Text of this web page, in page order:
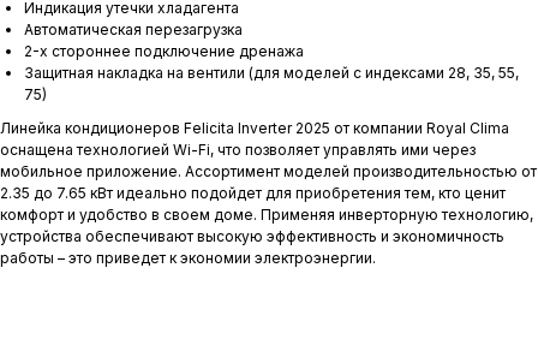
Индикация утечки хладагента
Автоматическая перезагрузка
2-х стороннее подключение дренажа
Защитная накладка на вентили (для моделей с индексами 28, 35, 55,
75)
Линейка кондиционеров Felicita Inverter 2025 от компании Royal Clima
оснащена технологией Wi-Fi, что позволяет управлять ими через
мобильное приложение. Ассортимент моделей производительностью от
2.35 до 7.65 кВт идеально подойдет для приобретения тем, кто ценит
комфорт и удобство в своем доме. Применяя инверторную технологию,
устройства обеспечивают высокую эффективность и экономичность
работы – это приведет к экономии электроэнергии.